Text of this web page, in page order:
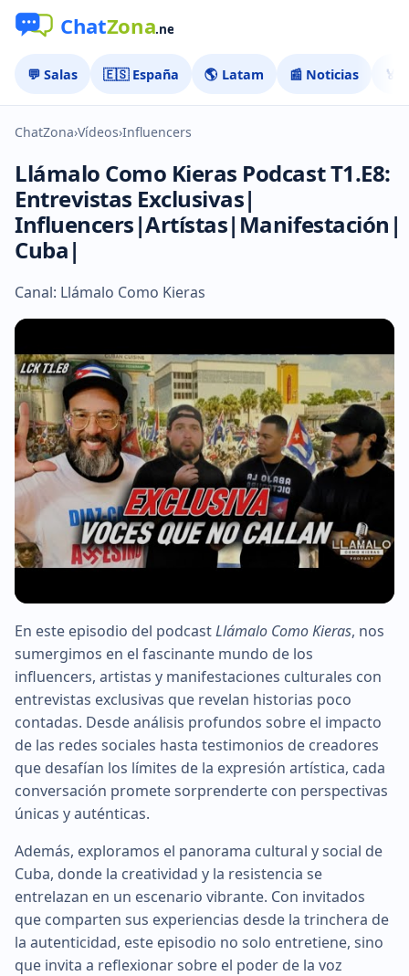
💬 Salas 🇪🇸 España 🌎 Latam 📰 Noticias 🏅
ChatZona›Vídeos›Influencers
Llámalo Como Kieras Podcast T1.E8:
Entrevistas Exclusivas|
Influencers|Artístas|Manifestación|
Cuba|
Canal: Llámalo Como Kieras
▶
En este episodio del podcastLlámalo Como Kieras, nos
sumergimos en el fascinante mundo de los
influencers, artistas y manifestaciones culturales con
entrevistas exclusivas que revelan historias poco
contadas. Desde análisis profundos sobre el impacto
de las redes sociales hasta testimonios de creadores
que desafían los límites de la expresión artística, cada
conversación promete sorprenderte con perspectivas
únicas y auténticas.
Además, exploramos el panorama cultural y social de
Cuba, donde la creatividad y la resistencia se
entrelazan en un escenario vibrante. Con invitados
que comparten sus experiencias desde la trinchera de
la autenticidad, este episodio no solo entretiene, sino
que invita a reflexionar sobre el poder de la voz